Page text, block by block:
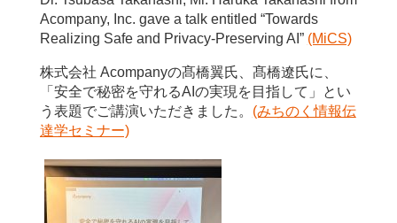
Acompany, Inc. gave a talk entitled “Towards
Realizing Safe and Privacy-Preserving AI” (MiCS)
株式会社 Acompanyの髙橋翼氏、髙橋遼氏に、
「安全で秘密を守れるAIの実現を目指して」とい
う表題でご講演いただきました。 (みちのく情報伝
達学セミナー)